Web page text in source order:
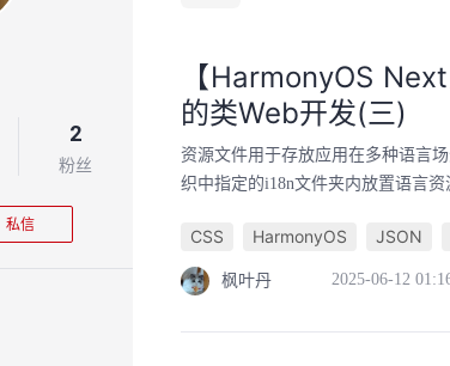
2
粉丝
私信
【HarmonyOS
的类Web开发(三)
资源文件用于存放应用在多种语言
织中指定的i18n文件夹内放置语言
CSS HarmonyOS JSON
枫叶丹 2025-06-12